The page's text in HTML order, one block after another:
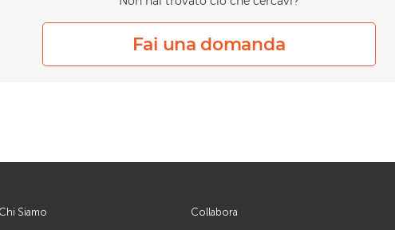
Fai una domanda
Chi Siamo
Collabora